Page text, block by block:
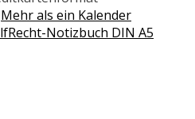
Mehr als ein Kalender
Notizbuch DIN A5